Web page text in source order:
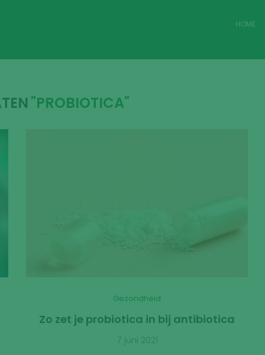
HOME
"PROBIOTICA"
Gezondheid
Zo zet je probiotica in bij antibiotica
7 juni 2021